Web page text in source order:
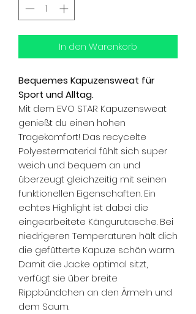
In den Warenkorb
Bequemes Kapuzensweat für
Sport und Alltag.
Mit dem EVO STAR Kapuzensweat
genießt du einen hohen
Tragekomfort! Das recycelte
Polyestermaterial fühlt sich super
weich und bequem an und
überzeugt gleichzeitig mit seinen
funktionellen Eigenschaften. Ein
echtes Highlight ist dabei die
eingearbeitete Kängurutasche. Bei
niedrigeren Temperaturen hält dich
die gefütterte Kapuze schön warm.
Damit die Jacke optimal sitzt,
verfügt sie über breite
Rippbündchen an den Ärmeln und
dem Saum.